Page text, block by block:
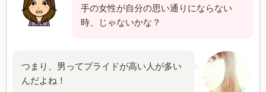
手の女性が自分の思い通りにならない
時、じゃないかな？
つまり、男ってプライドが高い人が多い
んだよね！